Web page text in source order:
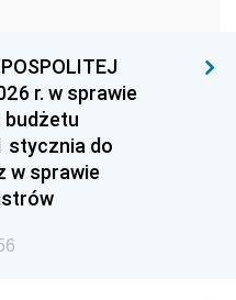
1937
r. w sprawie
budżetu
stycznia do
w sprawie